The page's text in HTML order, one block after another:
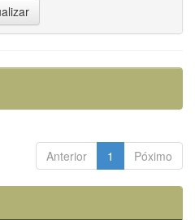
Anterior 1 Póximo